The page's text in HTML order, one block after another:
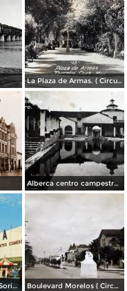
La Plaza de Armas. ( Circulada el 20 de Abril de 1944 ).
Alberca centro campestre lagunero.
Centro Comercial La Soriana, el primero de esta cadena bajo la modalidad de plaza comercial (circa 1968) Boulevard Morelos ( Circulada el 21 de Enero de 1930 ).